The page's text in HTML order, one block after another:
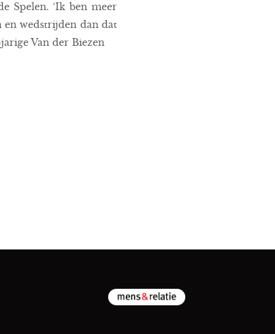
Spelen. ‘Ik ben meer
wedstrijden dan dat
Van der Biezen